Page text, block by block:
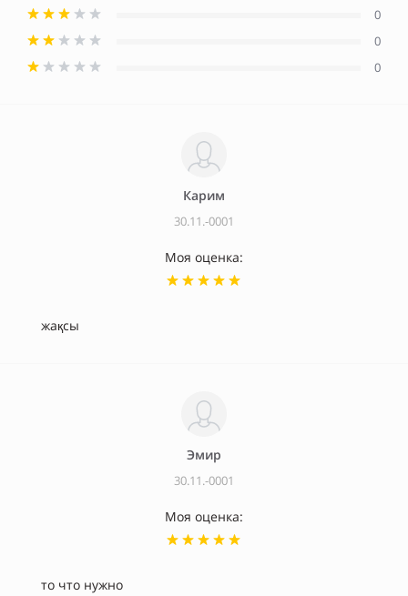
0
0
0
Карим
30.11.-0001
Моя оценка:
жақсы
Эмир
30.11.-0001
Моя оценка:
то что нужно